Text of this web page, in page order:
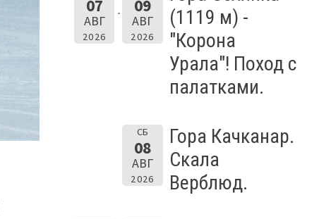
07
АВГ
2026
09
АВГ
2026
(1119 м) -
"Корона
Урала"! Поход с
палатками.
СБ
08
АВГ
2026
Гора Качканар.
Скала
Верблюд.